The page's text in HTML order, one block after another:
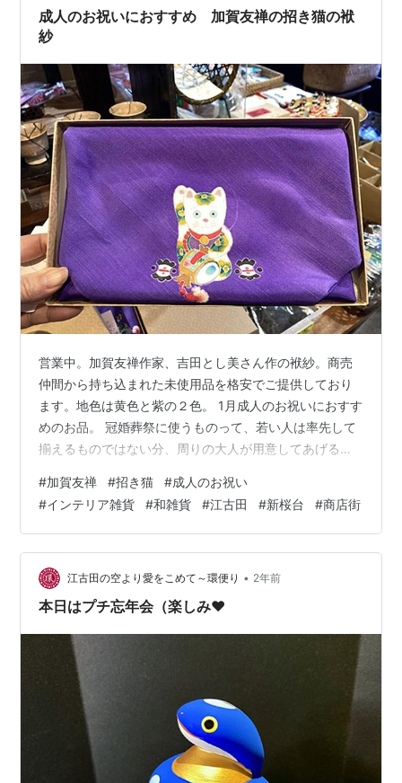
す。 実店舗を閉じると公表してか…
成人のお祝いにおすすめ 加賀友禅の招き猫の袱
紗
営業中。加賀友禅作家、吉田とし美さん作の袱紗。商売
仲間から持ち込まれた未使用品を格安でご提供しており
ます。地色は黄色と紫の２色。 1月成人のお祝いにおすす
めのお品。 冠婚葬祭に使うものって、若い人は率先して
揃えるものではない分、周りの大人が用意してあげると
表れますから、そういうことも伝えながら贈るとよろし
いかと思います。 学生身分で、今まではあまり気にせず
暮らせてきた儀礼や礼節が、社会人になると必要になる
場面が増えます。 自分の知らない儀礼も目に入るだろう
し、困った時の親頼み。わたくしも、何度も親に聞いて
は対処してきました。 就職前に、そうい…
#加賀友禅 #招き猫 #成人のお祝い
#インテリア雑貨 #和雑貨 #江古田 #新桜台 #商店街
江古田の空より愛をこめて～環便り • 2年前
本日はプチ忘年会（楽しみ❤